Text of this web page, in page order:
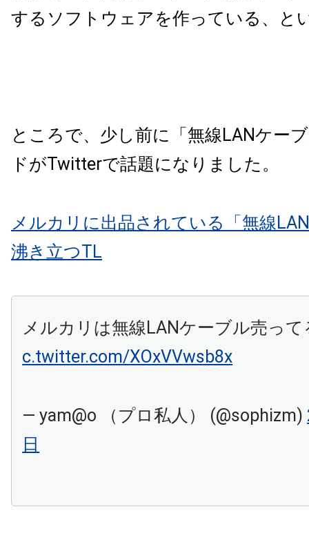
するソフトウェアを作っている、と
ところで、少し前に「無線LANケー
ドがTwitterで話題になりました。
メルカリに出品されている「無線
沸き立つTL
メルカリは無線LANケーブル売っ
c.twitter.com/XOxVVwsb8x
— yam@o （プロ私人） (@sophizm)
日